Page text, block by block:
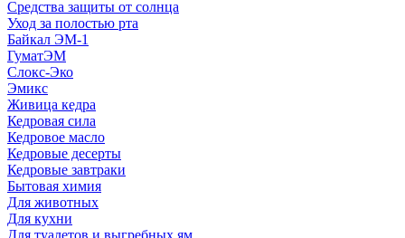
Средства защиты от солнца
Уход за полостью рта
Байкал ЭМ-1
ГуматЭМ
Слокс-Эко
Эмикс
Живица кедра
Кедровая сила
Кедровое масло
Кедровые десерты
Кедровые завтраки
Бытовая химия
Для животных
Для кухни
Для туалетов и выгребных ям